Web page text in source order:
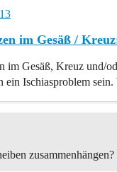
im Gesäß /
im Gesäß, Kreuz und/
ein Ischiasproblem
zusammenhängen?